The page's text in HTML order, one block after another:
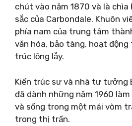
chút vào năm 1870 và là chìa
sắc của Carbondale. Khuôn
phía nam của trung tâm
văn hóa, bảo tàng, hoạt động
trúc lộng lẫy.
Kiến trúc sư và nhà tư tưởng
đã dành những năm 1960
và sống trong một mái vòm
trong thị trấn.